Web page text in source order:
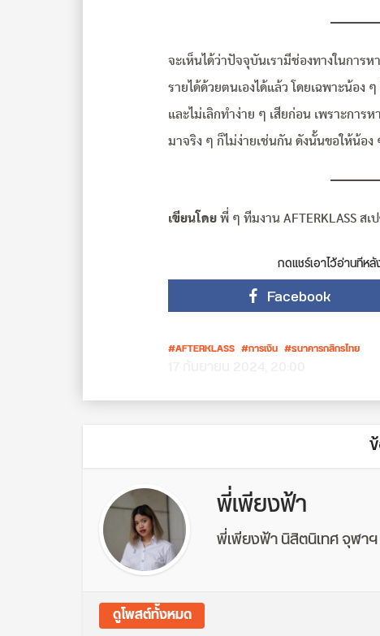
จะเห็นได้ว่าปัจจุบันเรามีช่องทางในการ
รายได้ด้วยตนเองได้แล้ว โดยเฉพาะน้อง
และไม่เลิกทำง่าย ๆ เสียก่อน เพราะการ
มาจริง ๆ ก็ไม่ง่ายเช่นกัน ดังนั้นขอให้น้อ
เขียนโดย พี่ ๆ ทีมงาน AFTERKLASS สเ
กดแชร์เอาไว้อ่านทีห
Facebook
AFTERKLASS การเงิน ธนาคารกสิกรไทย
พี่เพียงฟ้า
พี่เพียงฟ้า นิสิตนิเทศ จุฬาฯ
ดูโพสต์ทั้งหมด